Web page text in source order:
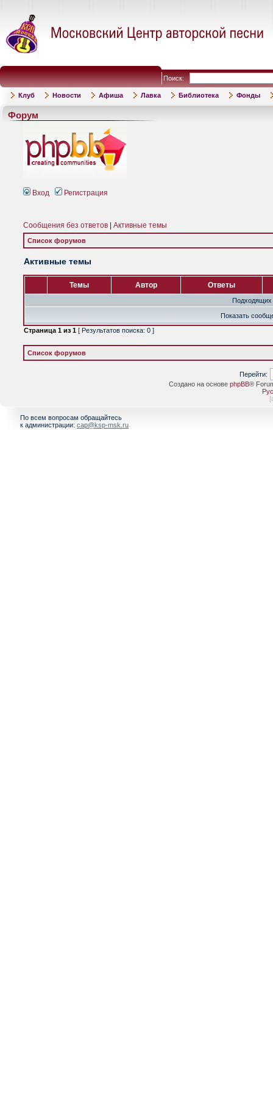
Поиск:
Клуб Новости Афиша Лавка Библиотека Фонды
Форум
Вход Регистрация
Сообщения без ответов Активные темы
Список форумов
Активные темы
Темы Автор Ответы
Подходящих
Показать
Страница 1 из 1 [ Результатов поиска: 0 ]
Список форумов
Перейти:
Создано на основе phpBB®
[
По всем вопросам обращайтесь
к администрации: cap@ksp-msk.ru